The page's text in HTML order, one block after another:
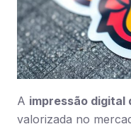
A impressão digital
valorizada no